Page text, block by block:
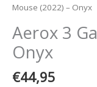
Mouse (2022) – Onyx
Aerox 3
Onyx
€44,95